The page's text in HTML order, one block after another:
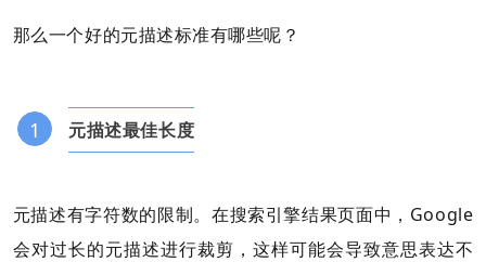
那么一个好的元描述标准有哪些呢？
1 元描述最佳长度
元描述有字符数的限制。在搜索引擎结果页面中，Google
会对过长的元描述进行裁剪，这样可能会导致意思表达不